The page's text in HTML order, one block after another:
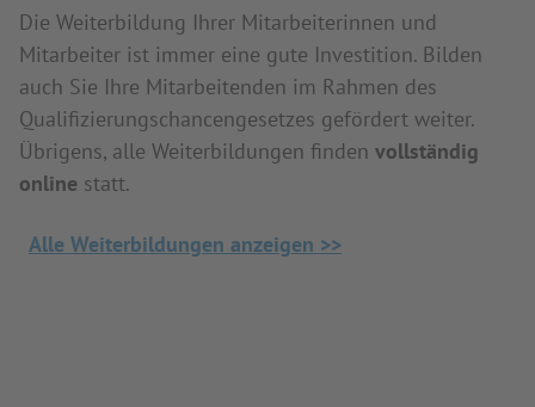
Die Weiterbildung Ihrer Mitarbeiterinnen und
Mitarbeiter ist immer eine gute Investition. Bilden
auch Sie Ihre Mitarbeitenden im Rahmen des
Qualifizierungschancengesetzes gefördert weiter.
Übrigens, alle Weiterbildungen finden vollständig
online statt.
Alle Weiterbildungen anzeigen >>